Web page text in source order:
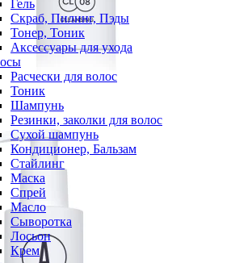
Гель
Скраб, Пилинг, Пэды
Тонер, Тоник
Аксессуары для ухода
Расчески для волос
Тоник
Шампунь
Резинки, заколки для волос
Сухой шампунь
Кондиционер, Бальзам
Стайлинг
Маска
Спрей
Масло
Сыворотка
Лосьон
Крем